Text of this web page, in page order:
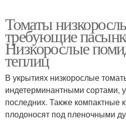
Томаты
требующие
Низкорослые
теплиц
В укрытиях низкорослые
индетерминантными сортами,
последних. Также компактные
плодоносят под пленочными